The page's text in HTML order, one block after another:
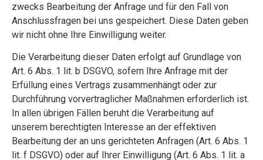
zwecks Bearbeitung der Anfrage und für den Fall von
Anschlussfragen bei uns gespeichert. Diese Daten geben
wir nicht ohne Ihre Einwilligung weiter.
Die Verarbeitung dieser Daten erfolgt auf Grundlage von
Art. 6 Abs. 1 lit. b DSGVO, sofern Ihre Anfrage mit der
Erfüllung eines Vertrags zusammenhängt oder zur
Durchführung vorvertraglicher Maßnahmen erforderlich ist.
In allen übrigen Fällen beruht die Verarbeitung auf
unserem berechtigten Interesse an der effektiven
Bearbeitung der an uns gerichteten Anfragen (Art. 6 Abs. 1
lit. f DSGVO) oder auf Ihrer Einwilligung (Art. 6 Abs. 1 lit. a